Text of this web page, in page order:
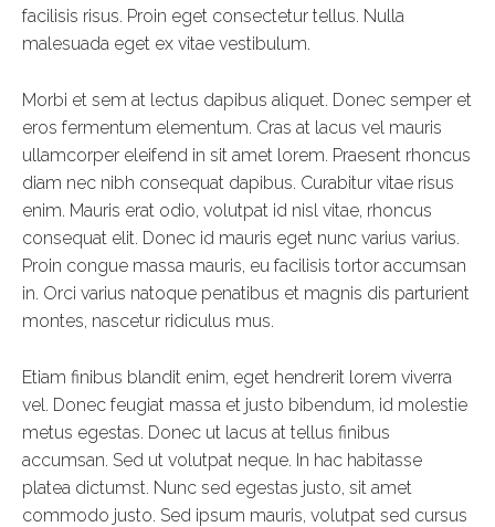
facilisis risus. Proin eget consectetur tellus. Nulla
malesuada eget ex vitae vestibulum.
Morbi et sem at lectus dapibus aliquet. Donec semper et
eros fermentum elementum. Cras at lacus vel mauris
ullamcorper eleifend in sit amet lorem. Praesent rhoncus
diam nec nibh consequat dapibus. Curabitur vitae risus
enim. Mauris erat odio, volutpat id nisl vitae, rhoncus
consequat elit. Donec id mauris eget nunc varius varius.
Proin congue massa mauris, eu facilisis tortor accumsan
in. Orci varius natoque penatibus et magnis dis parturient
montes, nascetur ridiculus mus.
Etiam finibus blandit enim, eget hendrerit lorem viverra
vel. Donec feugiat massa et justo bibendum, id molestie
metus egestas. Donec ut lacus at tellus finibus
accumsan. Sed ut volutpat neque. In hac habitasse
platea dictumst. Nunc sed egestas justo, sit amet
commodo justo. Sed ipsum mauris, volutpat sed cursus